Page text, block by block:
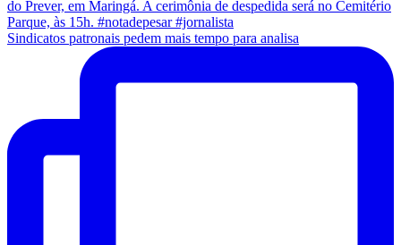
Sindicatos patronais pedem mais tempo para analisa